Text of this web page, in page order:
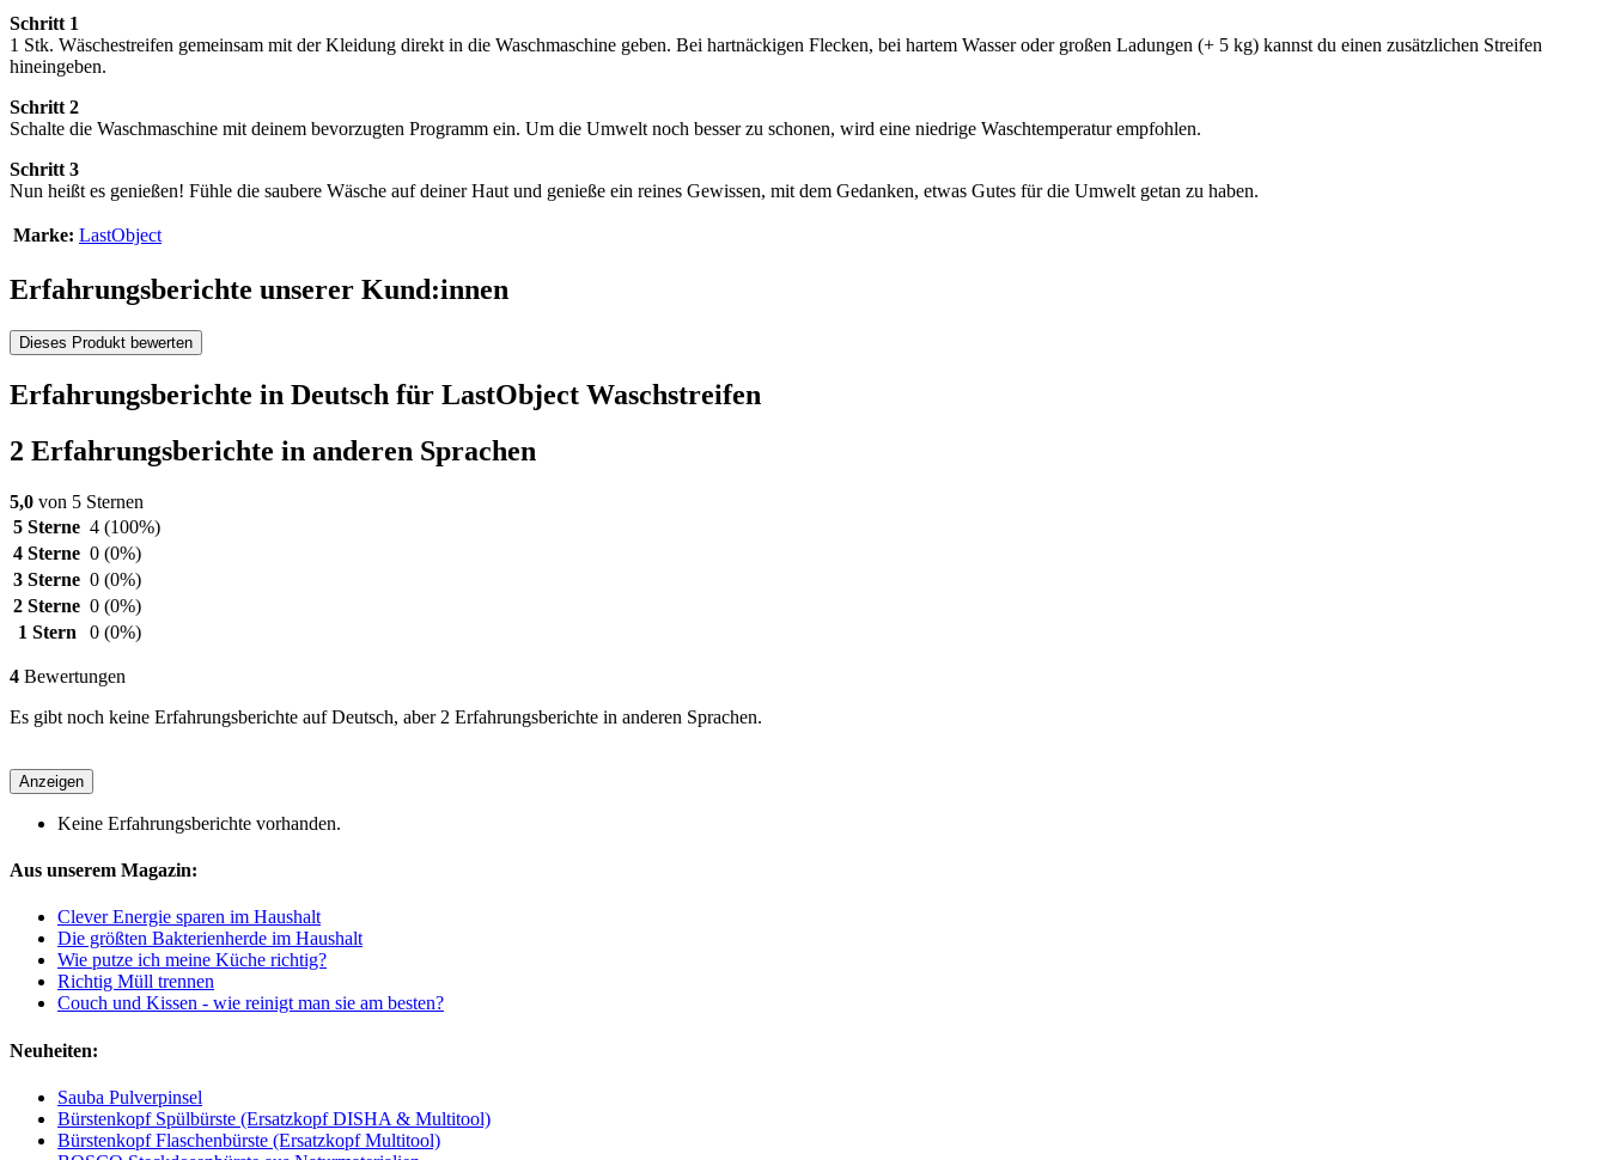
Schritt 1
1 Stk. Wäschestreifen gemeinsam mit der Kleidung direkt in die Waschmaschine geben. Bei hartnäckigen Flecken, bei hartem Wasser oder großen Ladungen (+ 5 kg) kannst du einen zusätzlichen Streifen
hineingeben.
Schritt 2
Schalte die Waschmaschine mit deinem bevorzugten Programm ein. Um die Umwelt noch besser zu schonen, wird eine niedrige Waschtemperatur empfohlen.
Schritt 3
Nun heißt es genießen! Fühle die saubere Wäsche auf deiner Haut und genieße ein reines Gewissen, mit dem Gedanken, etwas Gutes für die Umwelt getan zu haben.
Marke: LastObject
Erfahrungsberichte unserer Kund:innen
Dieses Produkt bewerten
Erfahrungsberichte in Deutsch für LastObject Waschstreifen
2 Erfahrungsberichte in anderen Sprachen
5,0 von 5 Sternen
5 Sterne 4 (100%)
4 Sterne 0 (0%)
3 Sterne 0 (0%)
2 Sterne 0 (0%)
1 Stern
0 (0%)
4 Bewertungen
Es gibt noch keine Erfahrungsberichte auf Deutsch, aber 2 Erfahrungsberichte in anderen Sprachen.
Anzeigen
Keine Erfahrungsberichte vorhanden.
Aus unserem Magazin:
Clever Energie sparen im Haushalt
Die größten Bakterienherde im Haushalt
Wie putze ich meine Küche richtig?
Richtig Müll trennen
Couch und Kissen - wie reinigt man sie am besten?
Neuheiten:
Sauba Pulverpinsel
Bürstenkopf Spülbürste (Ersatzkopf DISHA & Multitool)
Bürstenkopf Flaschenbürste (Ersatzkopf Multitool)